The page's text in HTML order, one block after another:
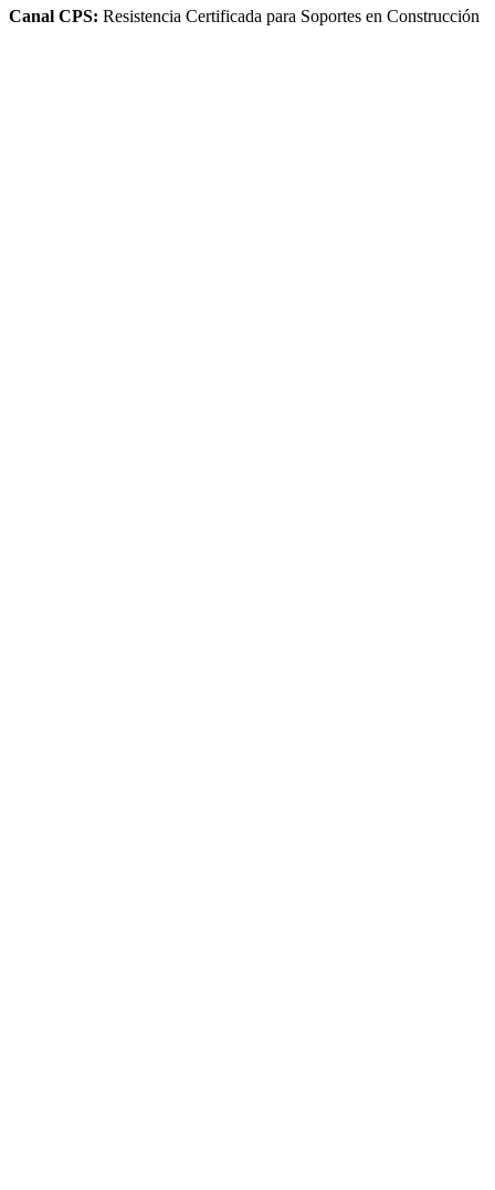
Canal CPS: Resistencia Certificada para Soportes en Construcción